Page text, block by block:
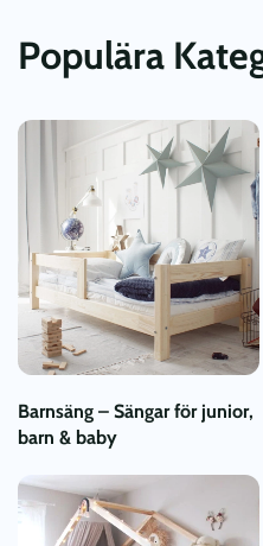
Populära
Barnsäng – Sängar för junior,
barn & baby